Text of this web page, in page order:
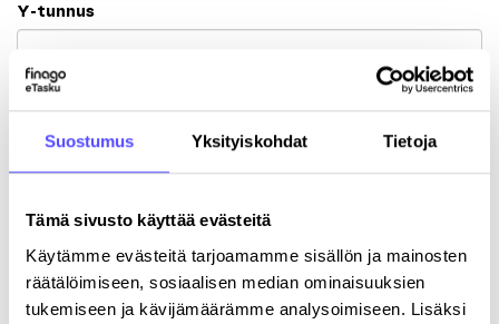
Suostumus Yksityiskohdat Tietoja
Tämä sivusto käyttää evästeitä
Käytämme evästeitä tarjoamamme sisällön ja mainosten
räätälöimiseen, sosiaalisen median ominaisuuksien
tukemiseen ja kävijämäärämme analysoimiseen. Lisäksi
Y-tunnus
Katuosoite
Kaupunki